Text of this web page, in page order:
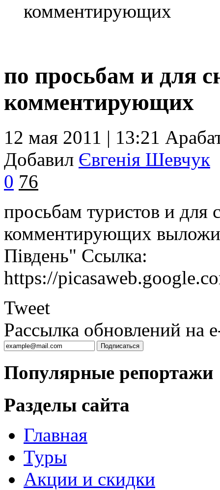
комментирующих
по просьбам и для
комментирующих
12 мая 2011 | 13:21
Добавил Євгенія Шевчук
0 76
просьбам туристов и для
комментирующих
Південь" Ссылка:
https://
Tweet
Рассылка обновлений на
Популярные репортажи
Разделы сайта
Главная
Туры
Акции и скидки